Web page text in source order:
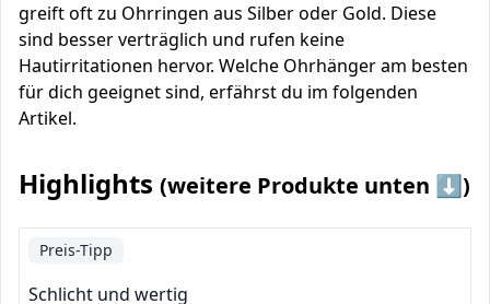
greift oft zu Ohrringen aus Silber oder Gold. Diese
sind besser verträglich und rufen keine
Hautirritationen hervor. Welche Ohrhänger am besten
für dich geeignet sind, erfährst du im folgenden
Artikel.
Highlights (weitere Produkte unten ⬇️)
Preis-Tipp
Schlicht und wertig